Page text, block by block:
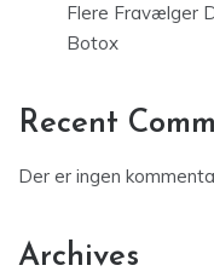
Flere Fravælger
Botox
Recent
Der er ingen
Archives